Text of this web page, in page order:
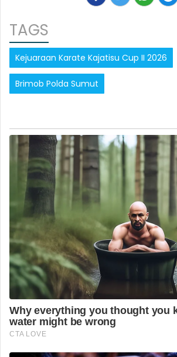
TAGS
Kejuaraan Karate Kajatisu Cup II 2026
Brimob Polda Sumut